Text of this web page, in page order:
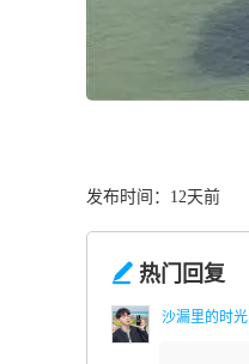
发布时间：12天前
 热门回复
沙漏里的时光